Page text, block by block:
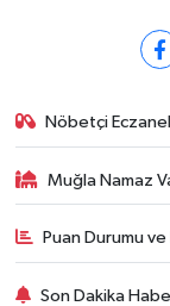
Nöbetçi
Muğla Namaz
Puan Durumu
Son Dakika